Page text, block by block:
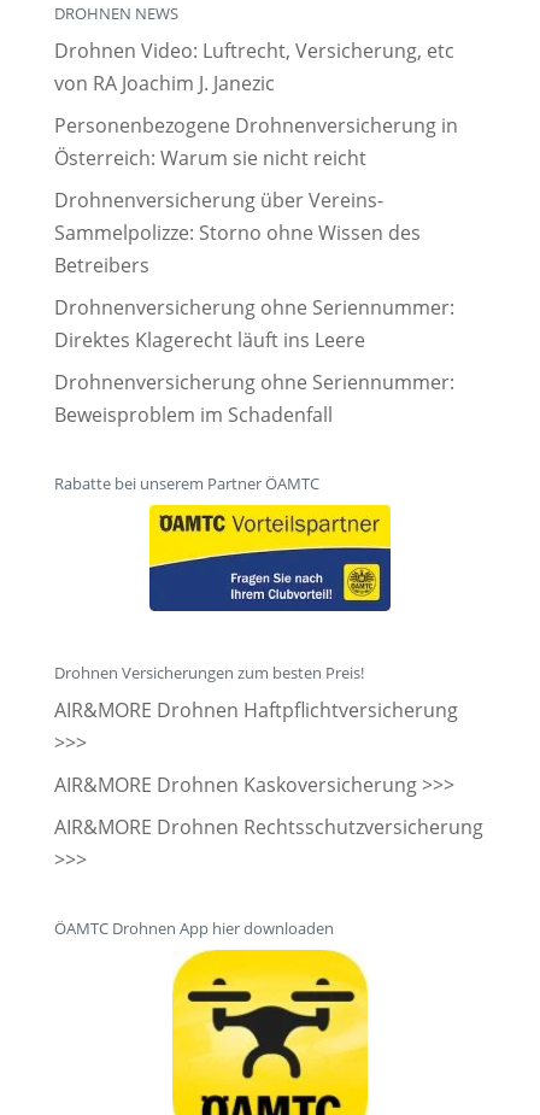
DROHNEN NEWS
Drohnen Video: Luftrecht, Versicherung, etc
von RA Joachim J. Janezic
Personenbezogene Drohnenversicherung in
Österreich: Warum sie nicht reicht
Drohnenversicherung über Vereins-
Sammelpolizze: Storno ohne Wissen des
Betreibers
Drohnenversicherung ohne Seriennummer:
Direktes Klagerecht läuft ins Leere
Drohnenversicherung ohne Seriennummer:
Beweisproblem im Schadenfall
Rabatte bei unserem Partner ÖAMTC
Drohnen Versicherungen zum besten Preis!
AIR&MORE Drohnen Haftpflichtversicherung
>>>
AIR&MORE Drohnen Kaskoversicherung >>>
AIR&MORE Drohnen Rechtsschutzversicherung
>>>
ÖAMTC Drohnen App hier downloaden